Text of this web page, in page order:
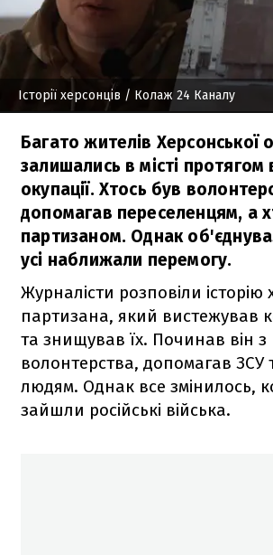
Історії херсонців / Колаж 24 Каналу
Багато жителів Херсонської
залишались в місті протягом
окупації. Хтось був
допомагав переселенцям, а
партизаном. Однак
усі наближали перемогу.
Журналісти розповіли історію
партизана, який вистежував
та знищував їх. Починав він з
волонтерства, допомагав ЗСУ
людям. Однак все змінилось,
зайшли російські війська.